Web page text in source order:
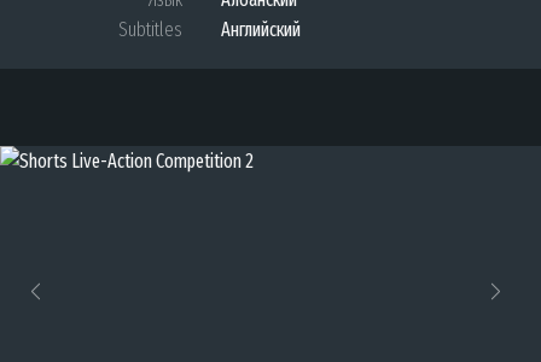
Subtitles
Английский